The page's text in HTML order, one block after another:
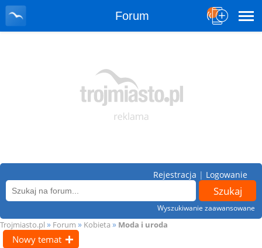
Forum
Wyszukiwanie zaawansowane
Rejestracja | Logowanie
Trojmiasto.pl » Forum » Kobieta » Moda i uroda
Nowy temat